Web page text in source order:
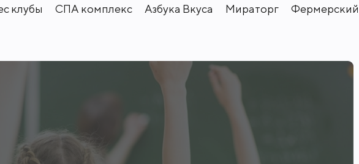
Озеро" - один из самых красивых в
спокойной жизнью в окружении живописных
влияет на здоровье.
посёлка созданы прогулочные зоны с местами
клубы СПА комплекс Азбука Вкуса Мираторг